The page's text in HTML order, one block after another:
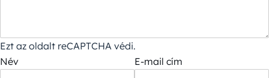
Ezt az oldalt reCAPTCHA védi.
Név
E-mail cím